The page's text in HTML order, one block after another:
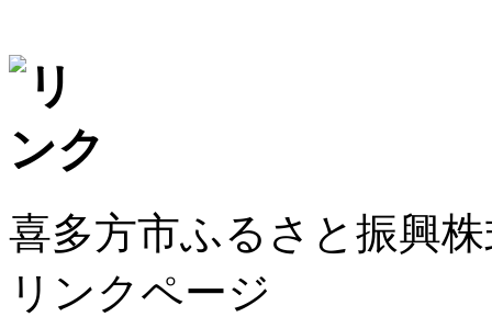
喜多方市ふるさと振興
リンクページ